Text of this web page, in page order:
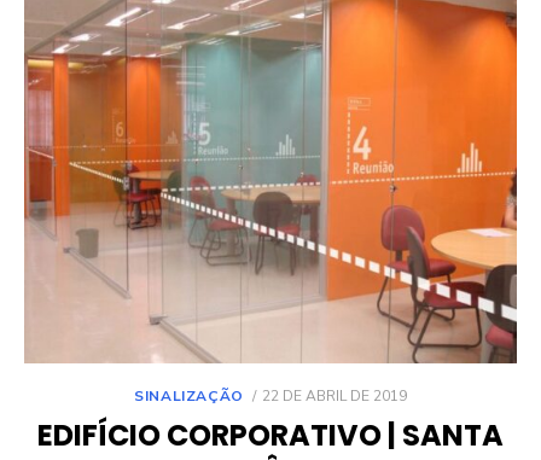
SINALIZAÇÃO
POSTED
22 DE ABRIL DE 2019
EDIFÍCIO CORPORATIVO | SANTA